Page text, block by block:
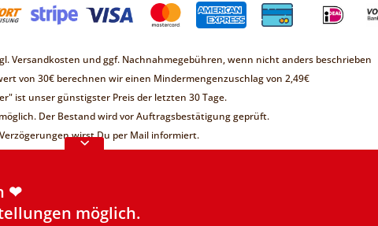
❤
möglich.
❤
möglich.
Versandkosten und ggf. Nachnahmegebühren, wenn nicht anders beschrieben
von 30€ berechnen wir einen Mindermengenzuschlag von 2,49€
ist unser günstigster Preis der letzten 30 Tage.
Der Bestand wird vor Auftragsbestätigung geprüft.
wirst Du per Mail informiert.